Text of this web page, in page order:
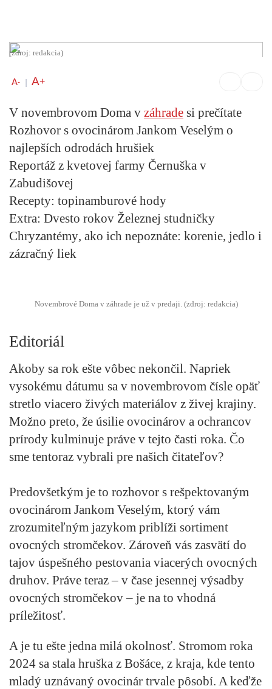
(zdroj: redakcia)
A- | A+
V novembrovom Doma v záhrade si prečítate
Rozhovor s ovocinárom Jankom Veselým o
najlepších odrodách hrušiek
Reportáž z kvetovej farmy Černuška v
Zabudišovej
Recepty: topinamburové hody
Extra: Dvesto rokov Železnej studničky
Chryzantémy, ako ich nepoznáte: korenie, jedlo i
zázračný liek
Novembrové Doma v záhrade je už v predaji. (zdroj: redakcia)
Editoriál
Akoby sa rok ešte vôbec nekončil. Napriek
vysokému dátumu sa v novembrovom čísle opäť
stretlo viacero živých materiálov z živej krajiny.
Možno preto, že úsilie ovocinárov a ochrancov
prírody kulminuje práve v tejto časti roka. Čo
sme tentoraz vybrali pre našich čitateľov?
Predovšetkým je to rozhovor s rešpektovaným
ovocinárom Jankom Veselým, ktorý vám
zrozumiteľným jazykom priblíži sortiment
ovocných stromčekov. Zároveň vás zasvätí do
tajov úspešného pestovania viacerých ovocných
druhov. Práve teraz – v čase jesennej výsadby
ovocných stromčekov – je na to vhodná
príležitosť.
A je tu ešte jedna milá okolnosť. Stromom roka
2024 sa stala hruška z Bošáce, z kraja, kde tento
mladý uznávaný ovocinár trvale pôsobí. A keďže